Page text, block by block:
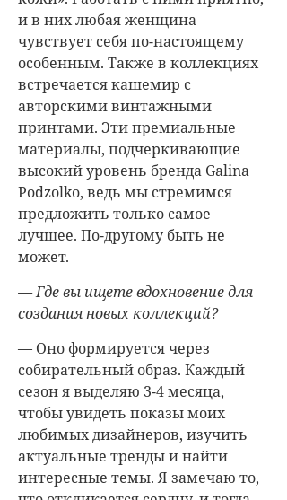
и в них любая женщина
чувствует себя по-настоящему
особенным. Также в коллекциях
встречается кашемир с
авторскими винтажными
принтами. Эти премиальные
материалы, подчеркивающие
высокий уровень бренда Galina
Podzolko, ведь мы стремимся
предложить только самое
лучшее. По-другому быть не
может.
— Где вы ищете вдохновение для
создания новых коллекций?
— Оно формируется через
собирательный образ. Каждый
сезон я выделяю 3-4 месяца,
чтобы увидеть показы моих
любимых дизайнеров, изучить
актуальные тренды и найти
интересные темы. Я замечаю то,